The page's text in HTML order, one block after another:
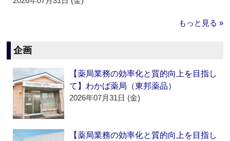
もっと見る »
企画
【薬局業務の効率化と質的向上を目指し
て】わかば薬局（東邦薬品）
2026年07月31日 (金)
【薬局業務の効率化と質的向上を目指し